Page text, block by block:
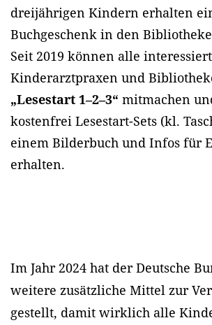
dreijährigen Kindern erhalten
Buchgeschenk in den
Seit 2019 können alle
Kinderarztpraxen und
„Lesestart 1–2–3“ mitmachen
kostenfrei Lesestart-Sets (kl.
einem Bilderbuch und Infos für
erhalten.
Im Jahr 2024 hat der Deutsche
weitere zusätzliche Mittel zur
gestellt, damit wirklich alle